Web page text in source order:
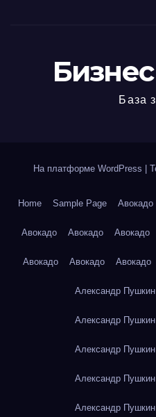
База
На платформе WordPress
Home Sample Page Авокадо
Авокадо Авокадо Авокадо
Авокадо Авокадо Авокадо
Александр
Александр
Александр
Александр
Александр